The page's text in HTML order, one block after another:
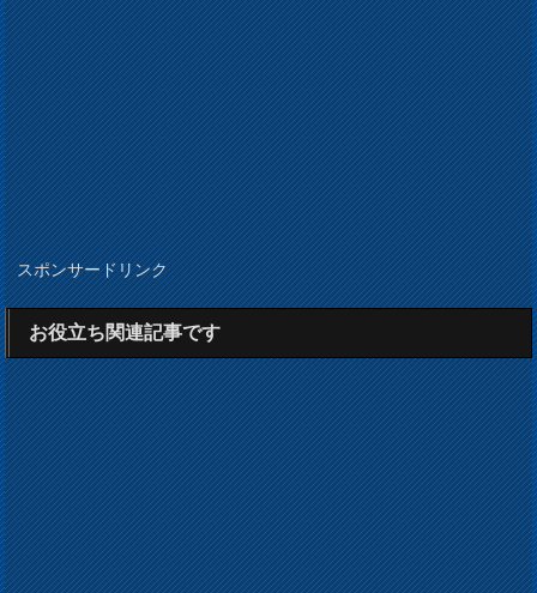
スポンサードリンク
お役立ち関連記事です